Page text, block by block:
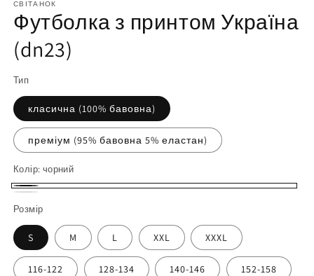
1
у
модальному
вікні
СВІТАНОК
Футболка з принтом Україна
(dn23)
Тип
класична (100% бавовна)
преміум (95% бавовна 5% еластан)
Колір: чорний
чорний
Розмір
S M L XXL XXXL
116-122 128-134 140-146 152-158